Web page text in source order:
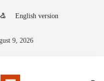
English version
9, 2026